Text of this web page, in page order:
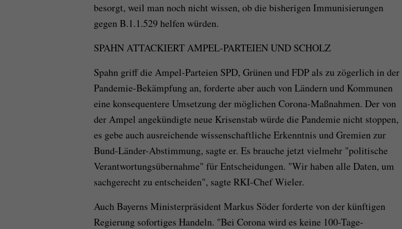
besorgt, weil man noch nicht wissen, ob die bisherigen Immunisierungen
gegen B.1.1.529 helfen würden.
SPAHN ATTACKIERT AMPEL-PARTEIEN UND SCHOLZ
Spahn griff die Ampel-Parteien SPD, Grünen und FDP als zu zögerlich in der
Pandemie-Bekämpfung an, forderte aber auch von Ländern und Kommunen
eine konsequentere Umsetzung der möglichen Corona-Maßnahmen. Der von
der Ampel angekündigte neue Krisenstab würde die Pandemie nicht stoppen,
es gebe auch ausreichende wissenschaftliche Erkenntnis und Gremien zur
Bund-Länder-Abstimmung, sagte er. Es brauche jetzt vielmehr "politische
Verantwortungsübernahme" für Entscheidungen. "Wir haben alle Daten, um
sachgerecht zu entscheiden", sagte RKI-Chef Wieler.
Auch Bayerns Ministerpräsident Markus Söder forderte von der künftigen
Regierung sofortiges Handeln. "Bei Corona wird es keine 100-Tage-